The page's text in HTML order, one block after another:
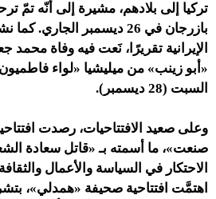
تركيا إلى بلادهم، مشيرة إلى أنّه تمّ
بازرجان في 26 ديسمبر
الإيرانية تقريرًا، نَعت فيه وفاة
«أبو زينب» من ميليشيا «لواء
السبت (28 ديسمبر).
وعلى صعيد الافتتاحيات، رصدت
صنعت»، ما أسمته بـ «قاتل سعادة
الاحتكار في السياسة والأعمال
اهتمَّت افتتاحية صحيفة «همدلي»،